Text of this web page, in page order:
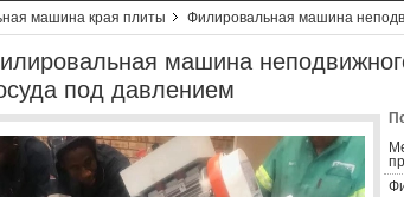
машина края плиты Филировальная машина
машина
под давлением